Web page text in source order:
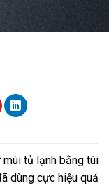
mùi tủ lạnh bằng túi
dùng cực hiệu quả